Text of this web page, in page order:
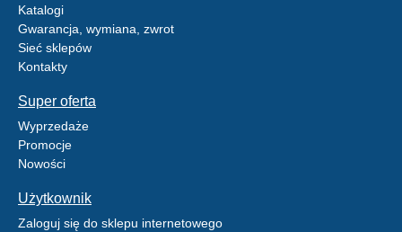
Katalogi
Gwarancja, wymiana, zwrot
Sieć sklepów
Kontakty
Super oferta
Wyprzedaże
Promocje
Nowości
Użytkownik
Zaloguj się do sklepu internetowego